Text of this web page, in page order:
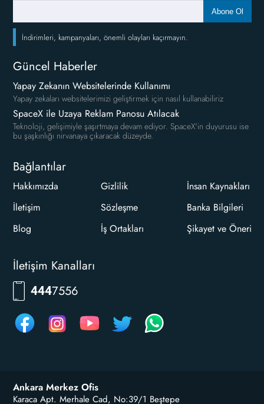
Abone Ol
İndirimleri, kampanyaları, önemli olayları kaçırmayın.
Güncel Haberler
Yapay Zekanın Websitelerinde Kullanımı
Yapay zekaları websitelerimizi geliştirmek için nasıl kullanabiliriz
SpaceX ile Uzaya Reklam Panosu Atılacak
Teknoloji, gelişimiyle şaşırtmaya devam ediyor. SpaceX'in duyurusu ise
bu şaşkınlığı nirvanaya çıkaracak düzeyde.
Bağlantılar
Hakkımızda
İletişim
Blog
Gizlilik
Sözleşme
İş Ortakları
İnsan Kaynakları
Banka Bilgileri
Şikayet ve Öneri
İletişim Kanalları
4447556
Ankara Merkez Ofis
Karaca Apt. Merhale Cad, No:39/1 Beştepe